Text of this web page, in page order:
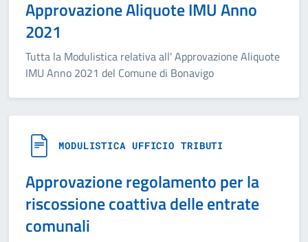
Approvazione Aliquote IMU Anno
2021
Tutta la Modulistica relativa all' Approvazione Aliquote
IMU Anno 2021 del Comune di Bonavigo
MODULISTICA UFFICIO TRIBUTI
Approvazione regolamento per la
riscossione coattiva delle entrate
comunali